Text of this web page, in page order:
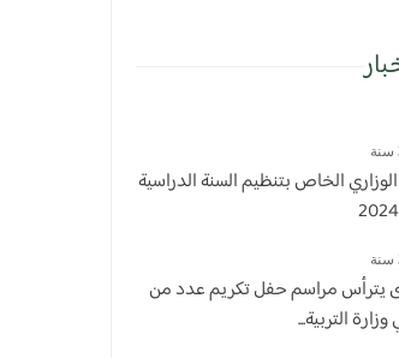
الخاص بتنظيم السنة الدراسية
يترأس مراسم حفل تكريم عدد من
التربية...